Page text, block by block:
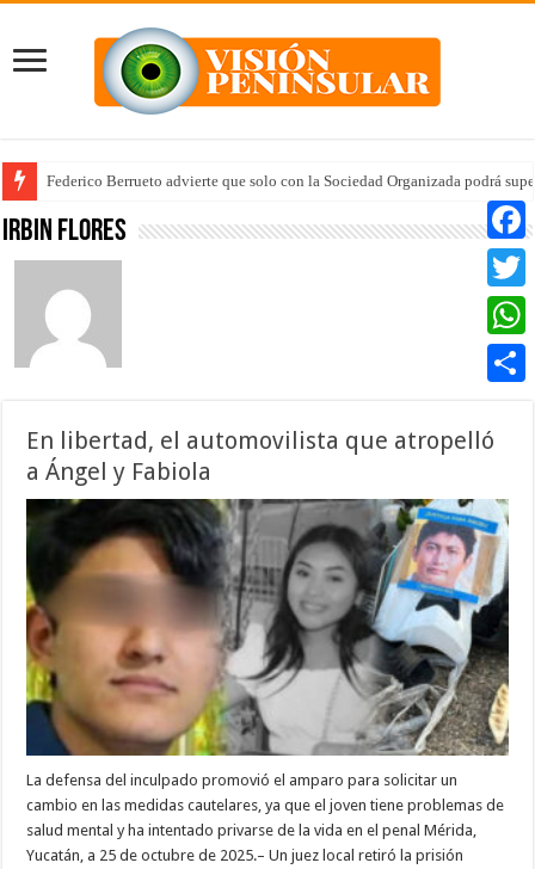
Federico Berrueto advierte que solo con la Sociedad Organizada podrá
Arrancan la tercera etapa de Médico 24/7
Irbin Flores
En libertad, el automovilista que atropelló
a Ángel y Fabiola
La defensa del inculpado promovió el amparo para solicitar un
cambio en las medidas cautelares, ya que el joven tiene problemas de
salud mental y ha intentado privarse de la vida en el penal Mérida,
Yucatán, a 25 de octubre de 2025.– Un juez local retiró la prisión
Twitter